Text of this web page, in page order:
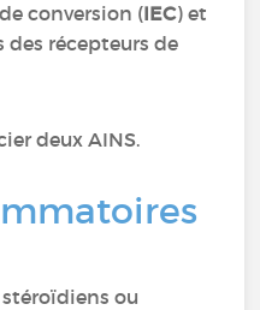
conversion (IEC) et
des récepteurs de
deux AINS.
ou